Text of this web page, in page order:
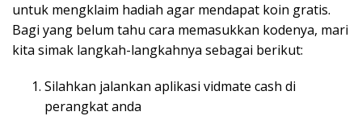
untuk mengklaim hadiah agar mendapat koin gratis.
Bagi yang belum tahu cara memasukkan kodenya, mari
kita simak langkah-langkahnya sebagai berikut:
Silahkan jalankan aplikasi vidmate cash di
perangkat anda